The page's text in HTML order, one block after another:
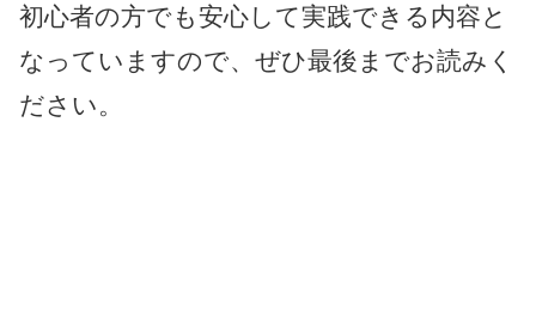
初心者の方でも安心して実践できる内容と
なっていますので、ぜひ最後までお読みく
ださい。